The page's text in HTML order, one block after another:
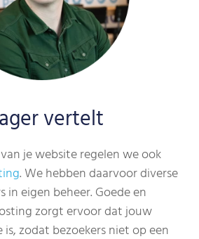
vertelt
je website regelen we ook
. We hebben daarvoor diverse
in eigen beheer. Goede en
zorgt ervoor dat jouw
zodat bezoekers niet op een